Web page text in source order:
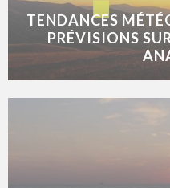
TENDANCES
PRÉVISIONS